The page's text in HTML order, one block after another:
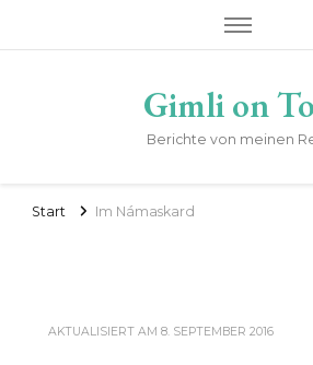
Gimli on
Berichte von meinen
Start Im Námaskard
AKTUALISIERT AM 8. SEPTEMBER 2016